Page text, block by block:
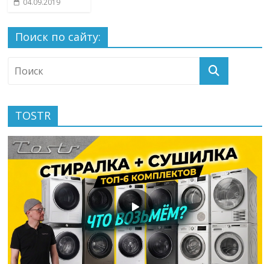
Поиск по сайту:
TOSTR